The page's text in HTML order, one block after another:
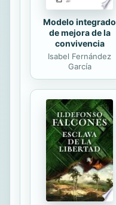
Modelo integrado
de mejora de la
convivencia
Isabel Fernández
García